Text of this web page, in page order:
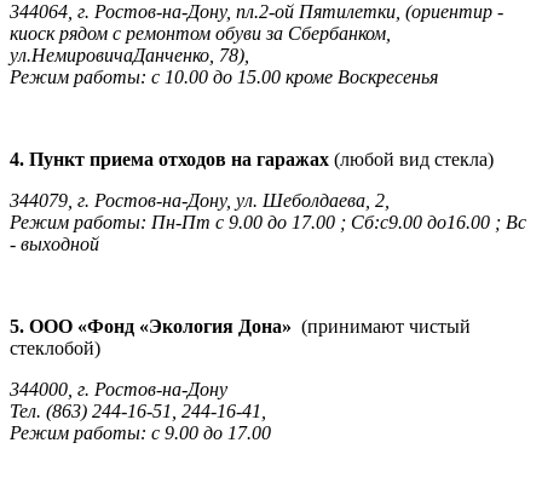
344064, г. Ростов-на-Дону, пл.2-ой Пятилетки, (ориентир -
киоск рядом с ремонтом обуви за Сбербанком,
ул.НемировичаДанченко, 78),
Режим работы: с 10.00 до 15.00 кроме Воскресенья
4. Пункт приема отходов на гаражах (любой вид стекла)
344079, г. Ростов-на-Дону, ул. Шеболдаева, 2,
Режим работы: Пн-Пт с 9.00 до 17.00 ; Сб:с9.00 до16.00 ; Вс
- выходной
5. ООО «Фонд «Экология Дона» (принимают чистый
стеклобой)
344000, г. Ростов-на-Дону
Тел. (863) 244-16-51, 244-16-41,
Режим работы: с 9.00 до 17.00